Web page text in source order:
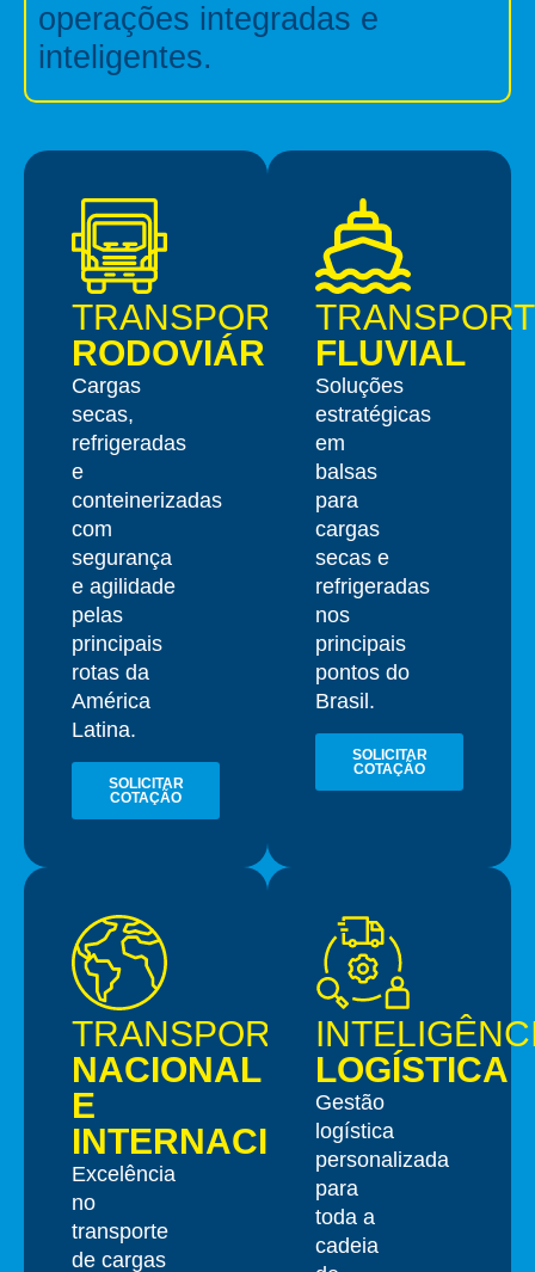
operações integradas e
inteligentes.
TRANSPORTE
RODOVIÁRIO
Cargas
secas,
refrigeradas
e
conteinerizadas
com
segurança
e agilidade
pelas
principais
rotas da
América
Latina.
SOLICITAR
COTAÇÃO
FLUVIAL
Soluções
estratégicas
em
balsas
para
cargas
secas e
refrigeradas
nos
principais
pontos do
Brasil.
SOLICITAR
COTAÇÃO
TRANSPORTE
NACIONAL
E
INTERNACIONAL
Excelência
no
transporte
de cargas
LOGÍSTICA
Gestão
logística
personalizada
para
toda a
cadeia